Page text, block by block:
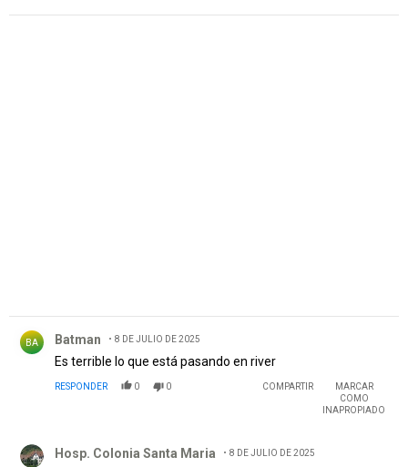
BA Batman 8 DE JULIO DE 2025
Es terrible lo que está pasando en river
RESPONDER 0 0 COMPARTIR
MARCAR
COMO
INAPROPIADO
Hosp. Colonia Santa Maria 8 DE JULIO DE 2025